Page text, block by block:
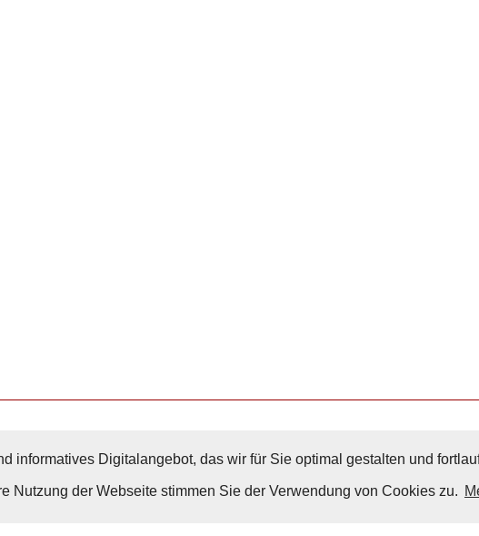
informatives Digitalangebot, das wir für Sie optimal gestalten und
Nutzung der Webseite stimmen Sie der Verwendung von Cookies zu.
Nach Oben